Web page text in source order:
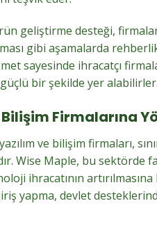
geliştirme desteği,
gibi aşamalarda
sayesinde ihracatçı
bir şekilde yer alabilirler.
Bilişim Firmalarına
ve bilişim firmaları,
Wise Maple, bu sektörde
ihracatının
yapma, devlet